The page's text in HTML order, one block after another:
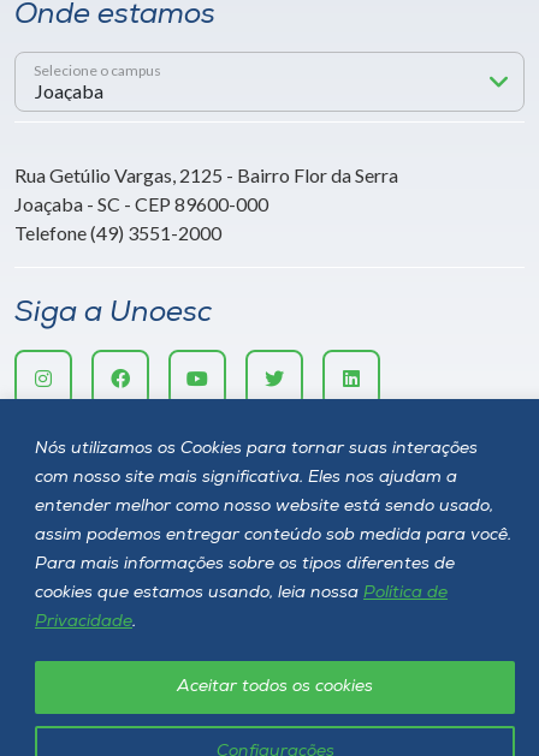
Nós utilizamos os Cookies para tornar suas interações
com nosso site mais significativa. Eles nos ajudam a
entender melhor como nosso website está sendo usado,
assim podemos entregar conteúdo sob medida para você.
Para mais informações sobre os tipos diferentes de
cookies que estamos usando, leia nossa Política de
Privacidade.
Configurações
Aceitar todos os cookies
Onde estamos
Selecione o campus
Rua Getúlio Vargas, 2125 - Bairro Flor da Serra
Joaçaba - SC - CEP 89600-000
Telefone (49) 3551-2000
Siga a Unoesc
Unoesc © 2026 - Todos os direitos reservados
Política de privacidade LGPD